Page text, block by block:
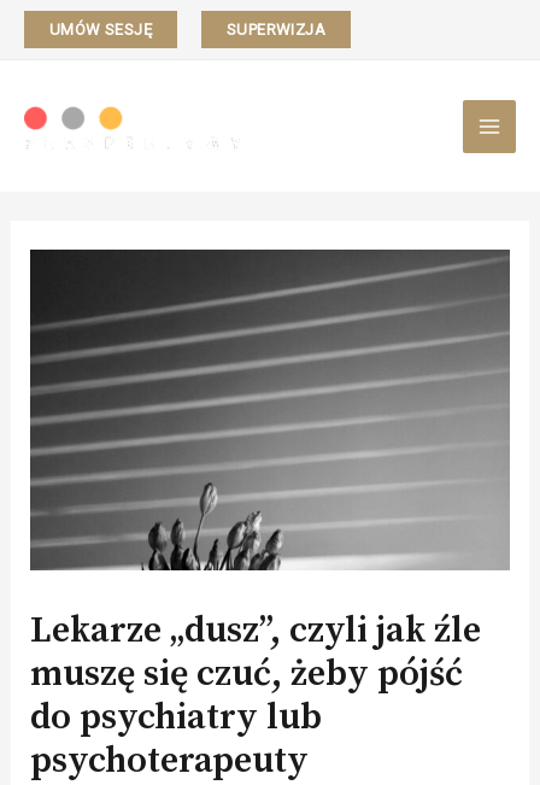
UMÓW SESJĘ SUPERWIZJA
Lekarze „dusz”, czyli jak źle
muszę się czuć, żeby pójść
do psychiatry lub
psychoterapeuty